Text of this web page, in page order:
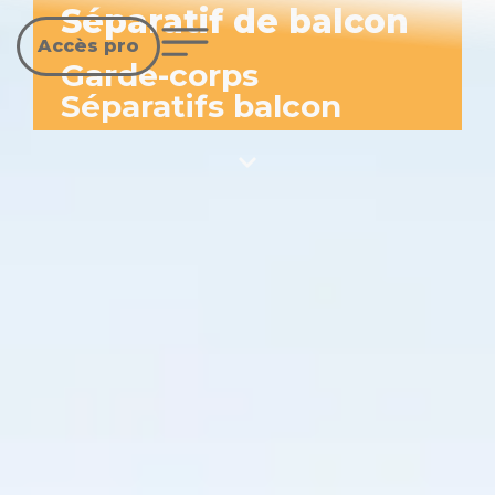
Accès pro
Séparatif de balcon
Garde-corps
Séparatifs balcon